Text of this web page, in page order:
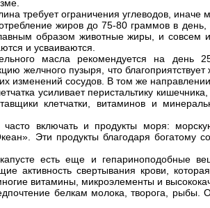
требует ограничения углеводов, иначе
жиров до 75-80 граммов в
образом животные жиры, и совсем
и усваиваются.
масла рекомендуется на день
желчного пузыря, что
изменений сосудов. В том же
усиливает перистальтику
клетчатки, витаминов и
включать и продукты моря:
Эти продукты благодаря богатому
есть еще и гепариноподобные
активность свертывания крови,
витамины, микроэлементы и
белкам молока, творога, рыбы.